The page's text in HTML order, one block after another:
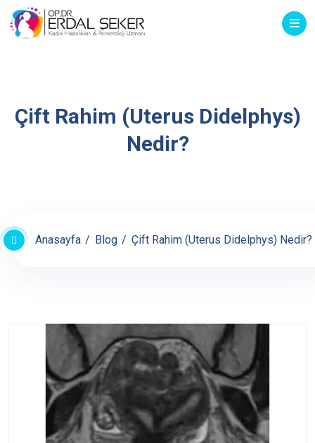
Çift Rahim (Uterus Didelphys)
Nedir?
Anasayfa Blog Çift Rahim (Uterus Didelphys) Nedir?